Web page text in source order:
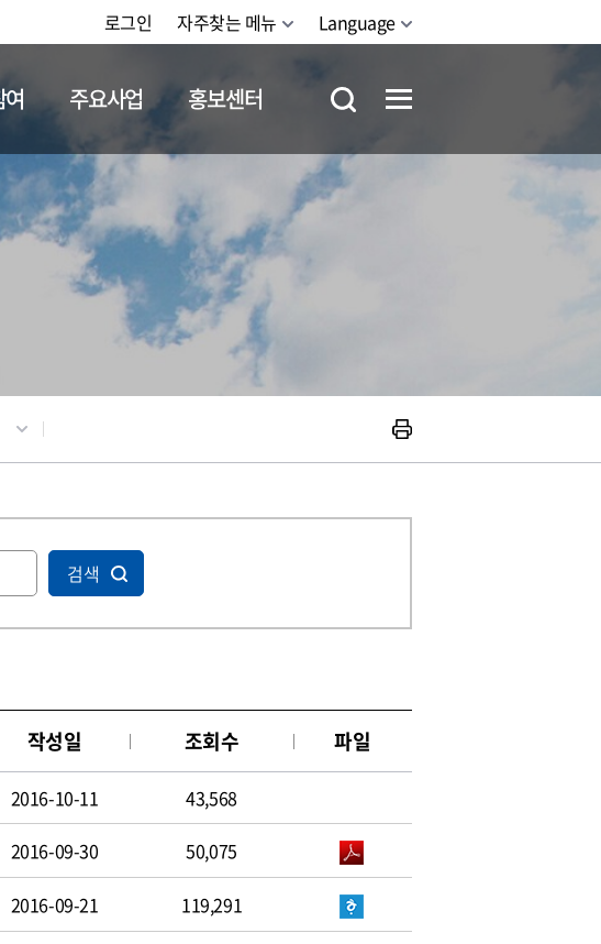
로그인 자주찾는 메뉴 Language
채용정보
주요사업 홍보센터
검색
작성일 조회수 파일
2016-10-11
43,568
2016-09-30 50,075
2016-09-21 119,291